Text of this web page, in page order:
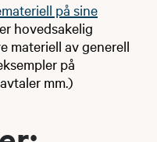
på sine
hovedsakelig
materiell av generell
på
mm.)​